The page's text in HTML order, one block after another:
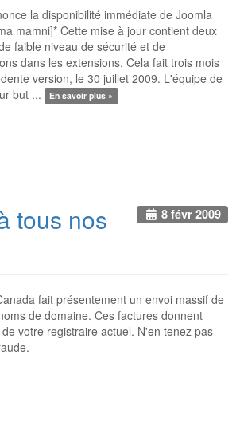
la disponibilité immédiate de Joomla
mamni]* Cette mise à jour contient deux
faible niveau de sécurité et de
dans les extensions. Cela fait trois mois
version, le 30 juillet 2009. L'équipe de
but ...
En savoir plus »
8 févr 2009
tous nos
fait présentement un envoi massif de
de domaine. Ces factures donnent
votre registraire actuel. N'en tenez pas